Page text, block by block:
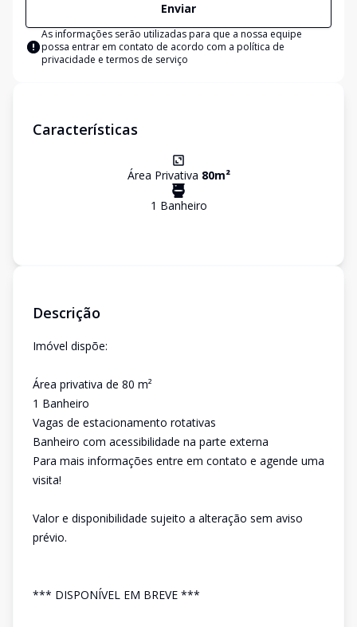
Enviar
As informações serão utilizadas para que a nossa equipe
possa entrar em contato de acordo com a política de
privacidade e termos de serviço
Características
Área Privativa 80m²
1 Banheiro
Descrição
Imóvel dispõe:
Área privativa de 80 m²
1 Banheiro
Vagas de estacionamento rotativas
Banheiro com acessibilidade na parte externa
Para mais informações entre em contato e agende uma
visita!
Valor e disponibilidade sujeito a alteração sem aviso
prévio.
*** DISPONÍVEL EM BREVE ***